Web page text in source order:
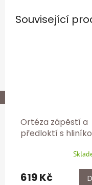
Související
Ortéza zápěstí a
předloktí s
619 Kč